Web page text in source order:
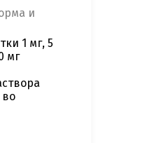
и
1 мг, 5
мг